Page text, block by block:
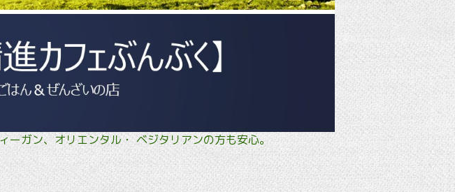
ヴィーガン、オリエンタル・ ベジタリアンの方も安心。